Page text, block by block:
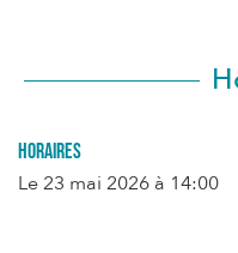
Horaires
Le23 mai 2026 à 14:00